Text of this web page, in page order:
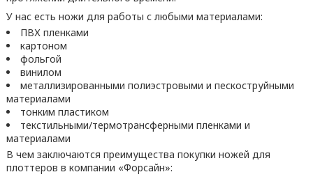
У нас есть ножи для работы с любыми материалами:
ПВХ пленками
картоном
фольгой
винилом
металлизированными полиэстровыми и пескоструйными
материалами
тонким пластиком
текстильными/термотрансферными пленками и
материалами
В чем заключаются преимущества покупки ножей для
плоттеров в компании «Форсайн»: